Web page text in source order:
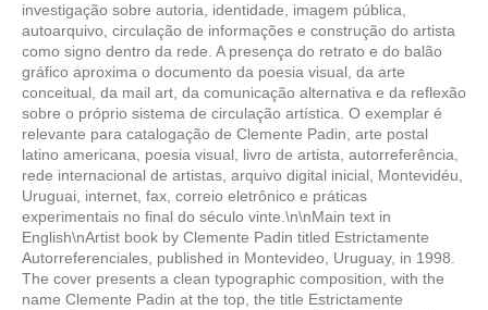
investigação sobre autoria, identidade, imagem pública,
autoarquivo, circulação de informações e construção do artista
como signo dentro da rede. A presença do retrato e do balão
gráfico aproxima o documento da poesia visual, da arte
conceitual, da mail art, da comunicação alternativa e da reflexão
sobre o próprio sistema de circulação artística. O exemplar é
relevante para catalogação de Clemente Padin, arte postal
latino americana, poesia visual, livro de artista, autorreferência,
rede internacional de artistas, arquivo digital inicial, Montevidéu,
Uruguai, internet, fax, correio eletrônico e práticas
experimentais no final do século vinte.\n\nMain text in
English\nArtist book by Clemente Padin titled Estrictamente
Autorreferenciales, published in Montevideo, Uruguay, in 1998.
The cover presents a clean typographic composition, with the
name Clemente Padin at the top, the title Estrictamente